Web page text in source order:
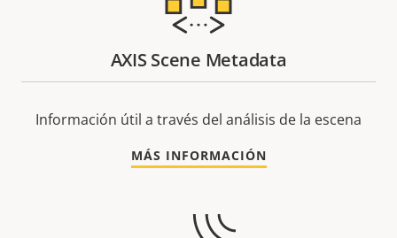
AXIS Scene Metadata
Información útil a través del análisis de la escena
MÁS INFORMACIÓN